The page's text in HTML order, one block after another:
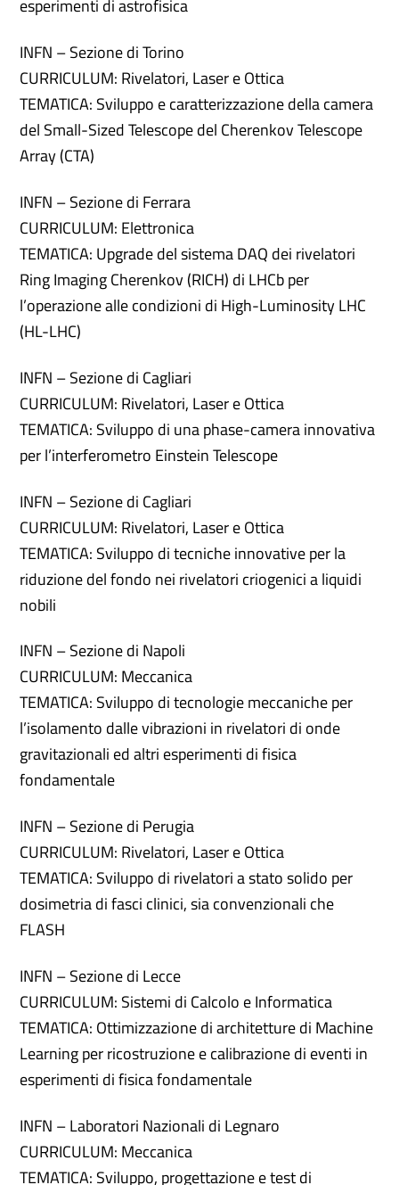
esperimenti di astrofisica
INFN – Sezione di Torino
CURRICULUM: Rivelatori, Laser e Ottica
TEMATICA: Sviluppo e caratterizzazione della camera
del Small-Sized Telescope del Cherenkov Telescope
Array (CTA)
INFN – Sezione di Ferrara
CURRICULUM: Elettronica
TEMATICA: Upgrade del sistema DAQ dei rivelatori
Ring Imaging Cherenkov (RICH) di LHCb per
l’operazione alle condizioni di High-Luminosity LHC
(HL-LHC)
INFN – Sezione di Cagliari
CURRICULUM: Rivelatori, Laser e Ottica
TEMATICA: Sviluppo di una phase-camera innovativa
per l’interferometro Einstein Telescope
INFN – Sezione di Cagliari
CURRICULUM: Rivelatori, Laser e Ottica
TEMATICA: Sviluppo di tecniche innovative per la
riduzione del fondo nei rivelatori criogenici a liquidi
nobili
INFN – Sezione di Napoli
CURRICULUM: Meccanica
TEMATICA: Sviluppo di tecnologie meccaniche per
l’isolamento dalle vibrazioni in rivelatori di onde
gravitazionali ed altri esperimenti di fisica
fondamentale
INFN – Sezione di Perugia
CURRICULUM: Rivelatori, Laser e Ottica
TEMATICA: Sviluppo di rivelatori a stato solido per
dosimetria di fasci clinici, sia convenzionali che
FLASH
INFN – Sezione di Lecce
CURRICULUM: Sistemi di Calcolo e Informatica
TEMATICA: Ottimizzazione di architetture di Machine
Learning per ricostruzione e calibrazione di eventi in
esperimenti di fisica fondamentale
INFN – Laboratori Nazionali di Legnaro
CURRICULUM: Meccanica
TEMATICA: Sviluppo, progettazione e test di